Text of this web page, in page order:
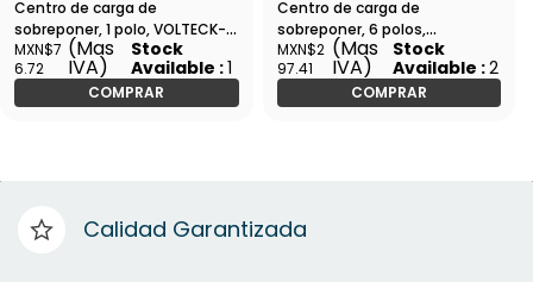
Centro de carga de
sobreponer, 1 polo, VOLTECK-
CCS-1 / 47193
MXN$7
6.72
(Mas
IVA)
Stock
Available :1
COMPRAR
Centro de carga de
sobreponer, 6 polos,
VOLTECK-CCS-6 / 47332
MXN$2
97.41
(Mas
IVA)
Stock
Available :2
COMPRAR
Calidad Garantizada